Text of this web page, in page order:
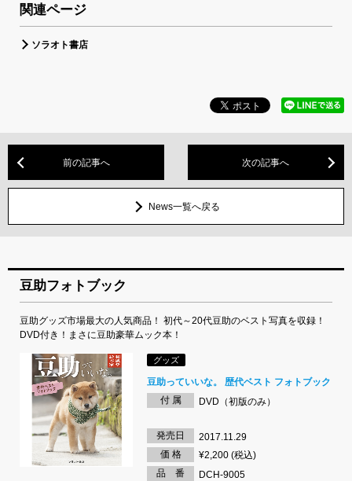
関連ページ
ソラオト書店
前の記事へ 次の記事へ
News一覧へ戻る
豆助フォトブック
豆助グッズ市場最大の人気商品！ 初代～20代豆助のベスト写真を収録！
DVD付き！まさに豆助豪華ムック本！
グッズ
豆助っていいな。 歴代ベスト フォトブック
付 属
DVD（初版のみ）
発売日
2017.11.29
価 格
¥2,200 (税込)
品 番
DCH-9005